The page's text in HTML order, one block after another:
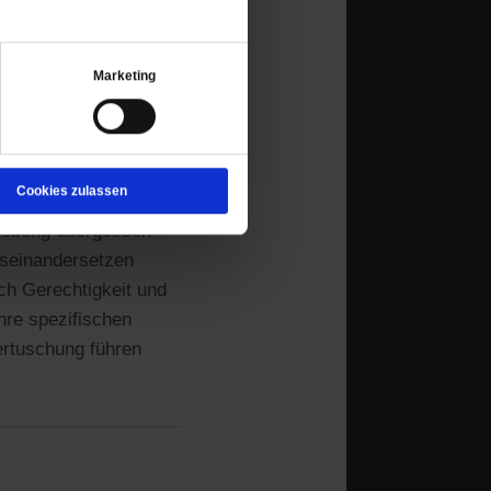
Marketing
Cookies zulassen
der
eingeladen wird.
des
Christi ist, das an
tiefgreifenden
übergossen
Gerechtigkeit und
spezifischen
führen